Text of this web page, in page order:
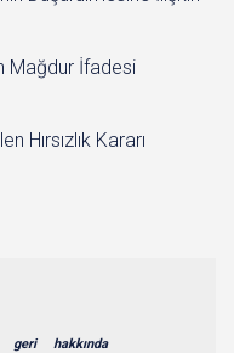
Mağdur İfadesi
Hırsızlık Kararı
geri hakkında